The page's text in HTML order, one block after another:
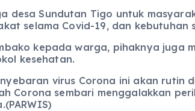
desa Sundutan Tigo untuk
selama Covid-19, dan
kepada warga, pihaknya
kesehatan.
virus Corona ini akan rutin
Corona sembari menggalakkan